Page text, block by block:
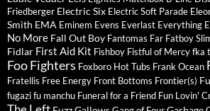
Friedberger Electric Six Electric Soft Parade
Smith EMA Eminem Evens Everlast Everything
No More Fall Out Boy Fantomas Far Fatboy
Fidlar First Aid Kit Fishboy Fistful of Mercyfka
Foo Fighters Foxboro Hot Tubs Frank Ocean
Fratellis Free Energy Front Bottoms Frontier(s)
fugazifu manchu Funeral for a Friend Fun Lovin'